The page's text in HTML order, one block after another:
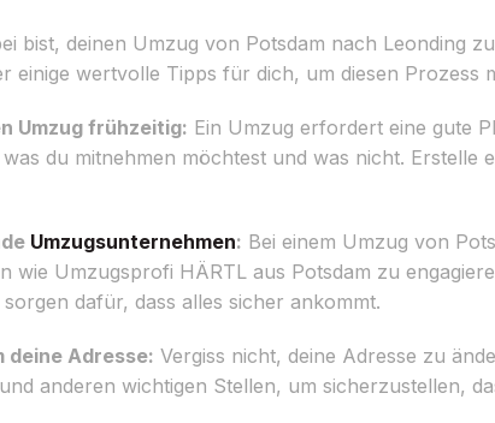
bist, deinen Umzug von Potsdam nach Leonding
einige wertvolle Tipps für dich, um diesen Prozess
Umzug frühzeitig: Ein Umzug erfordert eine gute
du mitnehmen möchtest und was nicht.
Umzugsunternehmen: Bei einem Umzug von
wie Umzugsprofi HÄRTL aus Potsdam zu
dafür, dass alles sicher ankommt.
deine Adresse: Vergiss nicht, deine Adresse zu
anderen wichtigen Stellen, um sicherzustellen,